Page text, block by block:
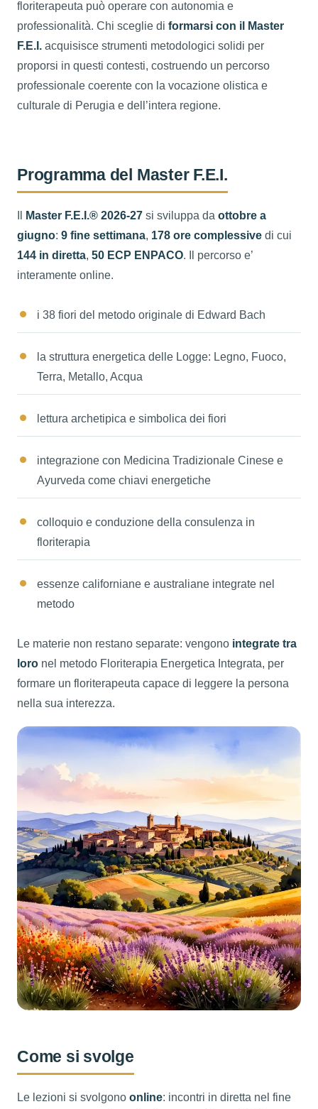
floriterapeuta può operare con autonomia e
professionalità. Chi sceglie di formarsi con il Master
F.E.I. acquisisce strumenti metodologici solidi per
proporsi in questi contesti, costruendo un percorso
professionale coerente con la vocazione olistica e
culturale di Perugia e dell’intera regione.
Programma del Master F.E.I.
Master F.E.I.® 2026-27 si sviluppa da ottobre a
giugno: 9 fine settimana, 178 ore complessive di cui
144 in diretta, 50 ECP ENPACO. Il percorso e’
interamente online.
i 38 fiori del metodo originale di Edward Bach
la struttura energetica delle Logge: Legno, Fuoco,
Terra, Metallo, Acqua
lettura archetipica e simbolica dei fiori
integrazione con Medicina Tradizionale Cinese e
Ayurveda come chiavi energetiche
colloquio e conduzione della consulenza in
floriterapia
essenze californiane e australiane integrate nel
metodo
Le materie non restano separate: vengono integrate tra
loro nel metodo Floriterapia Energetica Integrata, per
formare un floriterapeuta capace di leggere la persona
nella sua interezza.
Come si svolge
Le lezioni si svolgono online: incontri in diretta nel fine